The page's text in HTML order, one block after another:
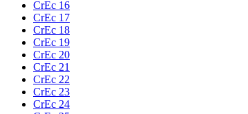
CrEc 16
CrEc 17
CrEc 18
CrEc 19
CrEc 20
CrEc 21
CrEc 22
CrEc 23
CrEc 24